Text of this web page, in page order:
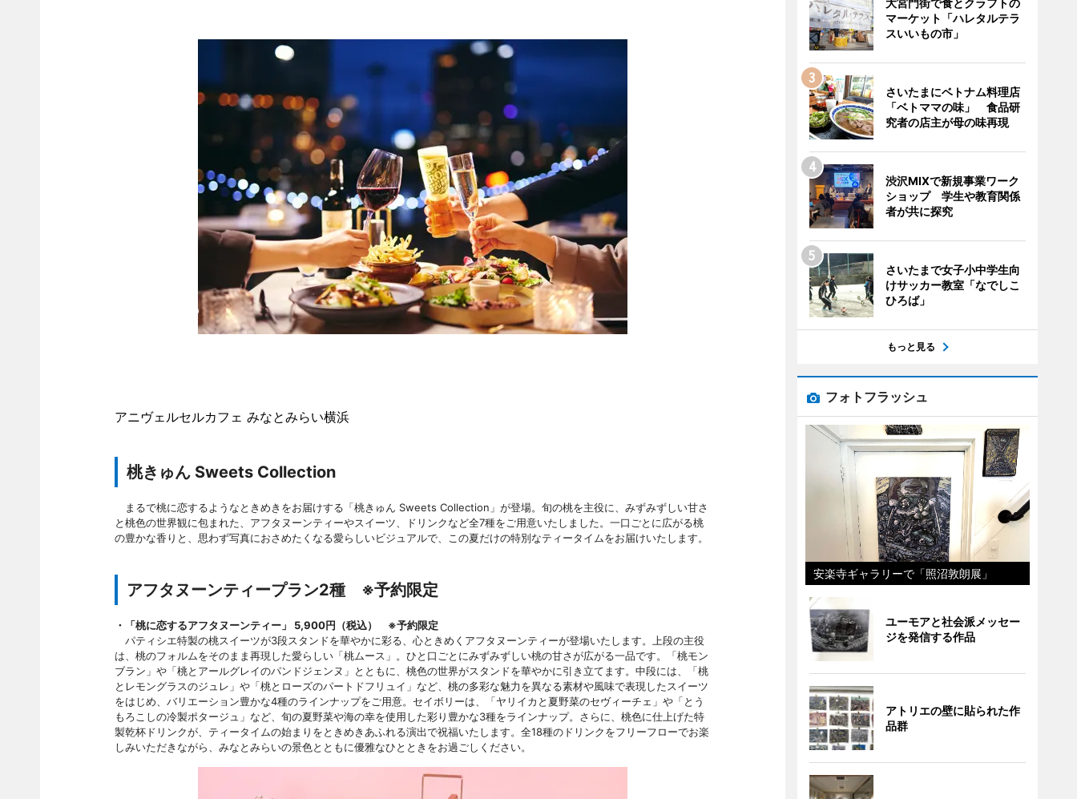
アニヴェルセルカフェ みなとみらい横浜
桃きゅん Sweets Collection
まるで桃に恋するようなときめきをお届けする「桃きゅん Sweets Collection」が登場。旬の桃を主役に、みずみずしい甘さ
と桃色の世界観に包まれた、アフタヌーンティーやスイーツ、ドリンクなど全7種をご用意いたしました。一口ごとに広がる桃
の豊かな香りと、思わず写真におさめたくなる愛らしいビジュアルで、この夏だけの特別なティータイムをお届けいたします。
アフタヌーンティープラン2種 ※予約限定
・「桃に恋するアフタヌーンティー」 5,900円（税込） ※予約限定
パティシエ特製の桃スイーツが3段スタンドを華やかに彩る、心ときめくアフタヌーンティーが登場いたします。上段の主役
は、桃のフォルムをそのまま再現した愛らしい「桃ムース」。ひと口ごとにみずみずしい桃の甘さが広がる一品です。「桃モン
ブラン」や「桃とアールグレイのパンドジェンヌ」とともに、桃色の世界がスタンドを華やかに引き立てます。中段には、「桃
とレモングラスのジュレ」や「桃とローズのパートドフリュイ」など、桃の多彩な魅力を異なる素材や風味で表現したスイーツ
をはじめ、バリエーション豊かな4種のラインナップをご用意。セイボリーは、「ヤリイカと夏野菜のセヴィーチェ」や「とう
もろこしの冷製ポタージュ」など、旬の夏野菜や海の幸を使用した彩り豊かな3種をラインナップ。さらに、桃色に仕上げた特
製乾杯ドリンクが、ティータイムの始まりをときめきあふれる演出で祝福いたします。全18種のドリンクをフリーフローでお楽
しみいただきながら、みなとみらいの景色とともに優雅なひとときをお過ごしください。
大宮門街で食とクラフトの
マーケット「ハレタルテラ
スいいもの市」
さいたまにベトナム料理店
「ベトママの味」 食品研
究者の店主が母の味再現
渋沢MIXで新規事業ワーク
ショップ 学生や教育関係
者が共に探究
さいたまで女子小中学生向
けサッカー教室「なでしこ
ひろば」
もっと見る
フォトフラッシュ
安楽寺ギャラリーで「照沼敦朗展」
ユーモアと社会派メッセー
ジを発信する作品
アトリエの壁に貼られた作
品群